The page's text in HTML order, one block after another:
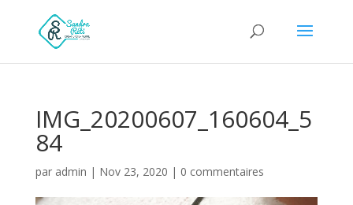
IMG_20200607_160604_5
84
par admin | Nov 23, 2020 | 0 commentaires